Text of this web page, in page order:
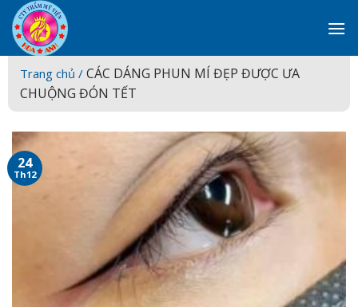
Skip
to
content
Trang chủ / CÁC DÁNG PHUN MÍ ĐẸP ĐƯỢC ƯA
CHUỘNG ĐÓN TẾT
24
Th12